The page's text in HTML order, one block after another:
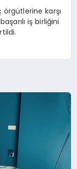
örgütlerine karşı
iş birliğini